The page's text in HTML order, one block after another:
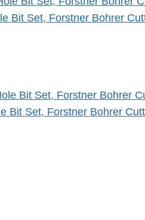
Set, Forstner Bohrer
Set, Forstner Bohrer